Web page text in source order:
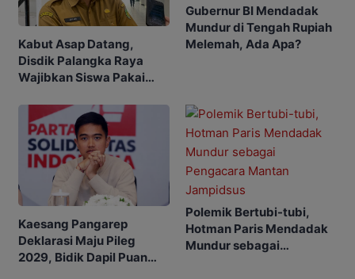
Kabut Asap Datang,
Disdik Palangka Raya
Wajibkan Siswa Pakai
Gubernur BI Mendadak
Mundur di Tengah Rupiah
Melemah, Ada Apa?
Kaesang Pangarep
Deklarasi Maju Pileg
2029, Bidik Dapil Puan
Polemik Bertubi-tubi,
Hotman Paris Mendadak
Mundur sebagai